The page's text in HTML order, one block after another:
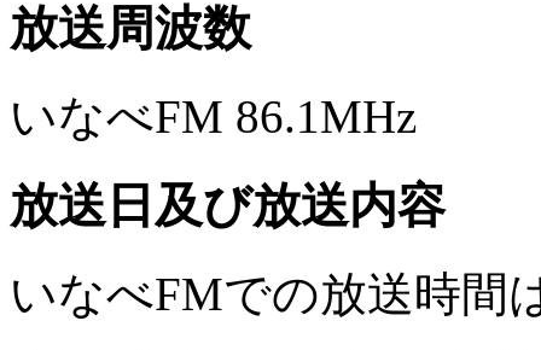
放送周波数
いなべFM 86.1MHz
放送日及び放送内容
いなべFMでの放送時間